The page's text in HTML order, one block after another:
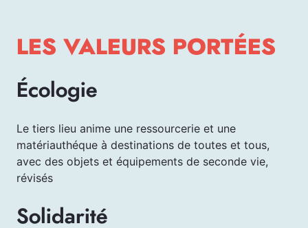
LES VALEURS PORTÉES
Écologie
Le tiers lieu anime une ressourcerie et une
matériauthéque à destinations de toutes et tous,
avec des objets et équipements de seconde vie,
révisés
Solidarité